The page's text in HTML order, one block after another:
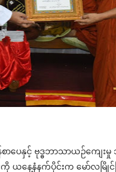
ပေနှင့် ဗုဒ္ဓဘာသာယဉ်ကျေးမှု
ားကို ယနေ့နံနက်ပိုင်းက မော်လမ